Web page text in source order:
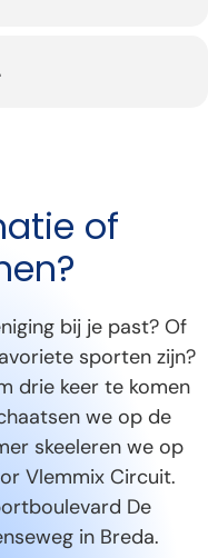
of
bij je past? Of
sporten zijn?
drie keer te komen
we op de
skeeleren we op
Vlemmix Circuit.
De
in Breda.